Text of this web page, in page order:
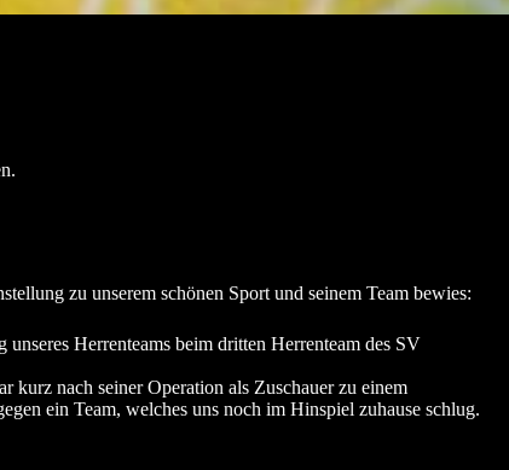
zu unserem schönen Sport und seinem Team bewies:
Herrenteams beim dritten Herrenteam des SV
kurz nach seiner Operation als Zuschauer zu einem
ein Team, welches uns noch im Hinspiel zuhause schlug.